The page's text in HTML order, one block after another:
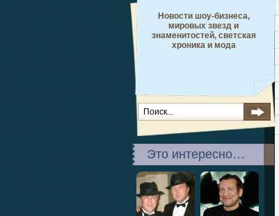
Новости шоу-бизнеса,
мировых звезд и
знаменитостей, светская
хроника и мода
Это интересно…